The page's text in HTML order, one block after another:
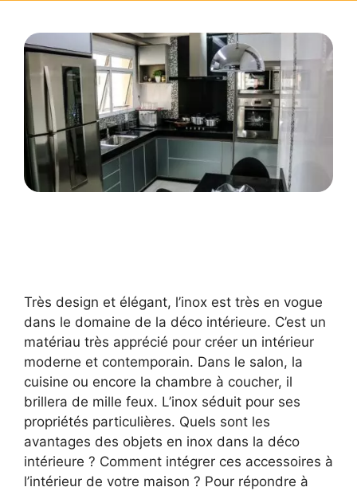
Très design et élégant, l’inox est très en vogue
dans le domaine de la déco intérieure. C’est un
matériau très apprécié pour créer un intérieur
moderne et contemporain. Dans le salon, la
cuisine ou encore la chambre à coucher, il
brillera de mille feux. L’inox séduit pour ses
propriétés particulières. Quels sont les
avantages des objets en inox dans la déco
intérieure ? Comment intégrer ces accessoires à
l’intérieur de votre maison ? Pour répondre à